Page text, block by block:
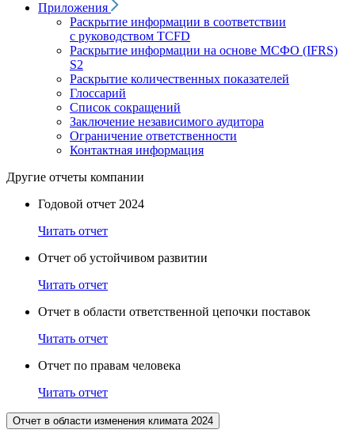
Приложения
Раскрытие информации в соответствии
с руководством TCFD
Раскрытие информации на основе МСФО (IFRS)
S2
Раскрытие количественных показателей
Глоссарий
Список сокращений
Заключение независимого аудитора
Ограничение ответственности
Контактная информация
Другие отчеты компании
Годовой отчет 2024
Читать отчет
Отчет об устойчивом развитии
Читать отчет
Отчет в области ответственной цепочки поставок
Читать отчет
Отчет по правам человека
Читать отчет
Отчет в области изменения климата 2024